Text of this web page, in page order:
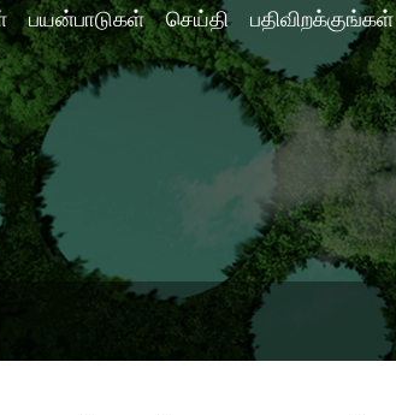
பயன்பாடுகள் செய்தி பதிவிறக்குங்கள்